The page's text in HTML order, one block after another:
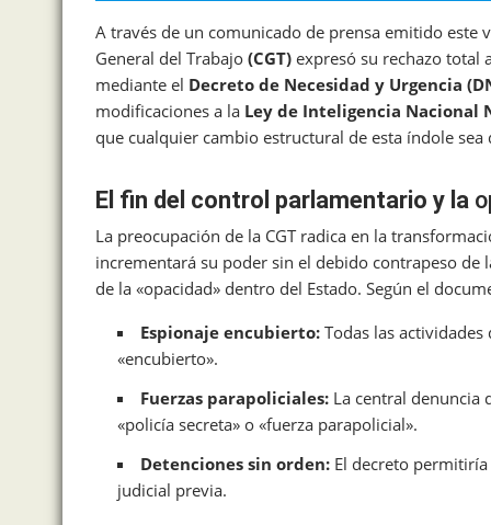
A través de un comunicado de prensa emitido este
General del Trabajo (CGT) expresó su rechazo total
mediante el Decreto de Necesidad y Urgencia
modificaciones a la Ley de Inteligencia Nacional
que cualquier cambio estructural de esta índole
El fin del control parlamentario y la
La preocupación de la CGT radica en la
incrementará su poder sin el debido contrapeso
de la «opacidad» dentro del Estado. Según el
Espionaje encubierto: Todas las
«encubierto».
Fuerzas parapoliciales: La central denuncia
«policía secreta» o «fuerza parapolicial».
Detenciones sin orden: El decreto
judicial previa.